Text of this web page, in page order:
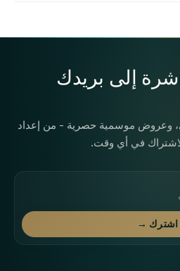
إلى بريدك
وعروض موسمية حصرية - من إعداد
في أي وقت.
اشترك →